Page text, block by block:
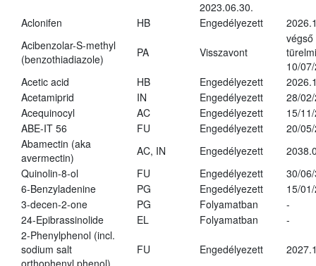
2023.06.30.
Aclonifen
HB Engedélyezett
Acibenzolar-S-methyl
(benzothiadiazole)
PA Visszavont
végső
10/
Acetic acid
HB Engedélyezett
Acetamiprid
IN Engedélyezett
28/
Acequinocyl
AC Engedélyezett
15/
ABE-IT 56
FU Engedélyezett
20/
Abamectin (aka
avermectin)
AC, IN Engedélyezett
Quinolin-8-ol
FU Engedélyezett
30/
6-Benzyladenine
PG Engedélyezett
15/
3-decen-2-one
PG Folyamatban
-
24-Epibrassinolide
EL Folyamatban
-
2-Phenylphenol (incl.
sodium salt
FU Engedélyezett